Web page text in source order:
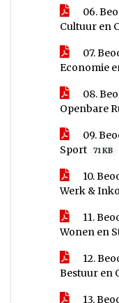
06.
Cultuur en
07.
Economie
08.
Openbare
09.
Sport
71 KB
10.
Werk &
11.
Wonen en
12.
Bestuur en
13.